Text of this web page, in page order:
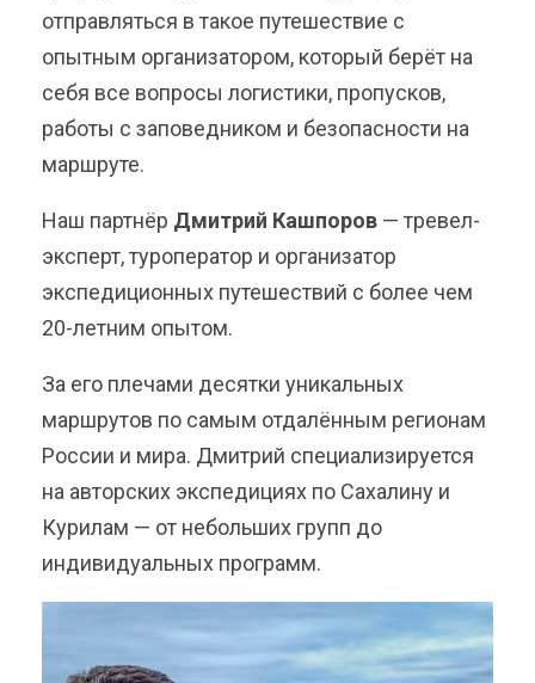
отправляться в такое путешествие с
опытным организатором, который берёт на
себя все вопросы логистики, пропусков,
работы с заповедником и безопасности на
маршруте.
Наш партнёр Дмитрий Кашпоров — тревел-
эксперт, туроператор и организатор
экспедиционных путешествий с более чем
20-летним опытом.
За его плечами десятки уникальных
маршрутов по самым отдалённым регионам
России и мира. Дмитрий специализируется
на авторских экспедициях по Сахалину и
Курилам — от небольших групп до
индивидуальных программ.